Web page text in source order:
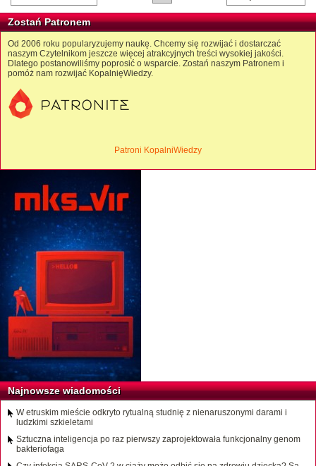
Zostań Patronem
Od 2006 roku popularyzujemy naukę. Chcemy się rozwijać i dostarczać
naszym Czytelnikom jeszcze więcej atrakcyjnych treści wysokiej jakości.
Dlatego postanowiliśmy poprosić o wsparcie. Zostań naszym Patronem i
pomóż nam rozwijać KopalnięWiedzy.
Patroni KopalniWiedzy
Najnowsze wiadomości
W etruskim mieście odkryto rytualną studnię z nienaruszonymi darami i
ludzkimi szkieletami
Sztuczna inteligencja po raz pierwszy zaprojektowała funkcjonalny genom
bakteriofaga